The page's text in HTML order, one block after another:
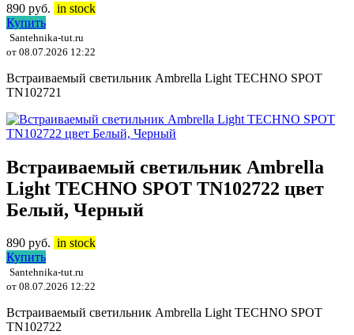
890 руб. in stock
Купить
Santehnika-tut.ru
от 08.07.2026 12:22
Встраиваемый светильник Ambrella Light TECHNO SPOT
TN102721
Встраиваемый светильник Ambrella
Light TECHNO SPOT TN102722 цвет
Белый, Черный
890 руб. in stock
Купить
Santehnika-tut.ru
от 08.07.2026 12:22
Встраиваемый светильник Ambrella Light TECHNO SPOT
TN102722